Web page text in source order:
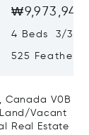
4 Beds 3/3
525
Canada V0B
Vacant
Real Estate